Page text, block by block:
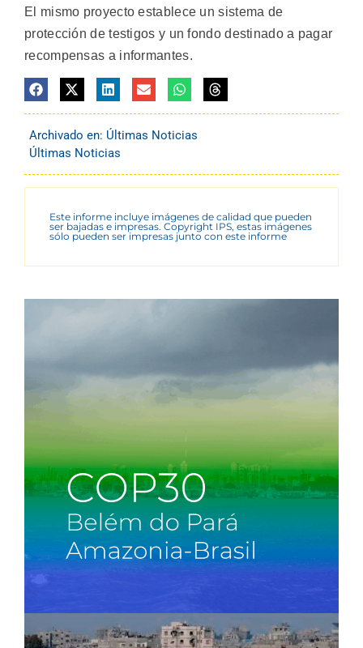
El mismo proyecto establece un sistema de
protección de testigos y un fondo destinado a pagar
recompensas a informantes.
Archivado en: Últimas Noticias
Últimas Noticias
Este informe incluye imágenes de calidad que pueden
ser bajadas e impresas. Copyright IPS, estas imágenes
sólo pueden ser impresas junto con este informe